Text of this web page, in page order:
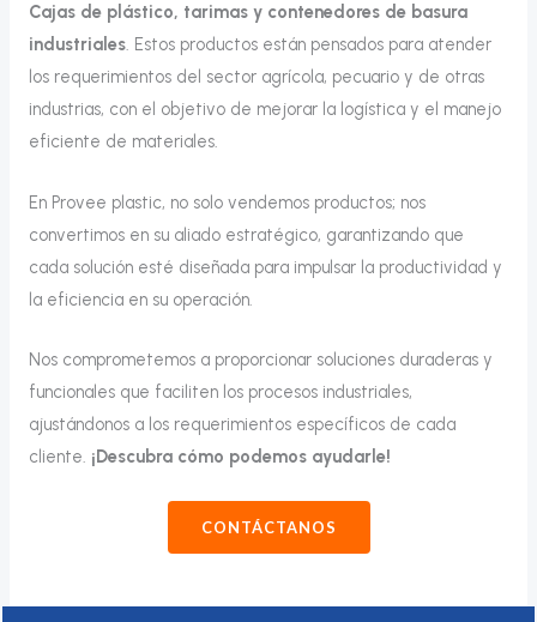
Cajas de plástico, tarimas y contenedores de basura
industriales. Estos productos están pensados para atender
los requerimientos del sector agrícola, pecuario y de otras
industrias, con el objetivo de mejorar la logística y el manejo
eficiente de materiales.
En Provee plastic, no solo vendemos productos; nos
convertimos en su aliado estratégico, garantizando que
cada solución esté diseñada para impulsar la productividad y
la eficiencia en su operación.
Nos comprometemos a proporcionar soluciones duraderas y
funcionales que faciliten los procesos industriales,
ajustándonos a los requerimientos específicos de cada
cliente. ¡Descubra cómo podemos ayudarle!
CONTÁCTANOS